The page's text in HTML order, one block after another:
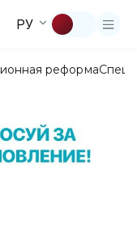
РУ
реформа